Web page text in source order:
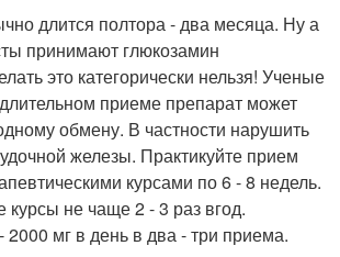
длится полтора - два месяца. Ну а
принимают глюкозамин
это категорически нельзя! Ученые
приеме препарат может
обмену. В частности нарушить
железы. Практикуйте прием
курсами по 6 - 8 недель.
курсы не чаще 2 - 3 раз вгод.
2000 мг в день в два - три приема.